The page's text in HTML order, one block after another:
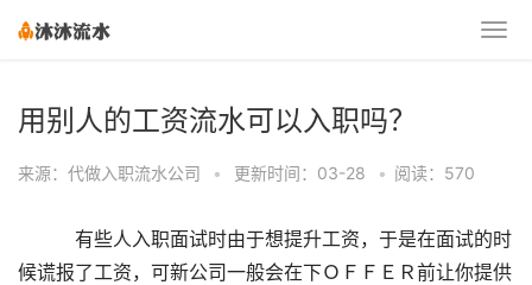
用别人的工资流水可以入职吗？
来源：代做入职流水公司 • 更新时间：03-28 • 阅读：570
有些人入职面试时由于想提升工资，于是在面试的时
候谎报了工资，可新公司一般会在下ＯＦＦＥＲ前让你提供